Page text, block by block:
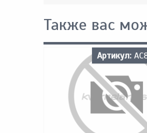
Также вас
Артикул: